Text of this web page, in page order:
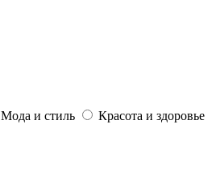
Мода и стиль
Красота и здоровье